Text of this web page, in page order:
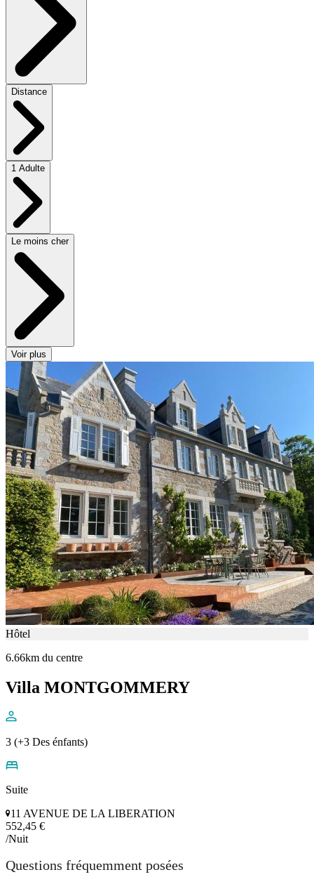
Distance
1 Adulte
Le moins cher
Voir plus
Hôtel
6.66km du centre
Villa MONTGOMMERY
3 (+3 Des énfants)
Suite
11 AVENUE DE LA LIBERATION
552,45 €
/Nuit
Questions fréquemment posées